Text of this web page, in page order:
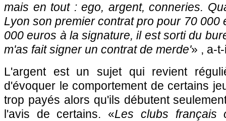
mais en tout : ego, argent, conneries.
Lyon son premier contrat pro pour 70 000
000 euros à la signature, il est sorti du
m'as fait signer un contrat de merde'» , a-
L'argent est un sujet qui revient
d'évoquer le comportement de certains
trop payés alors qu'ils débutent
l'avis de certains. «Les clubs